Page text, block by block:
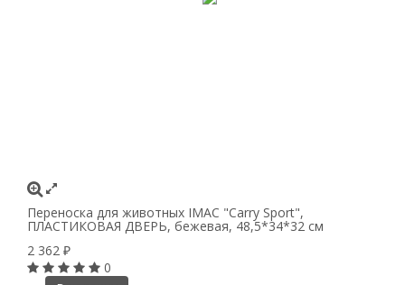
Переноска для животных IMAC "Carry Sport",
ПЛАСТИКОВАЯ ДВЕРЬ, бежевая, 48,5*34*32 см
2 362 ₽
0